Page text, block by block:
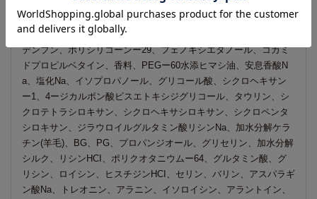
水、エタノール、DPG、グリコシルトレハロース、加水分解水添
デンプン、ポリシリコーンー29、フェノキシエタノール、コカミ
ドプロピルベタイン、香料、PEGー60水添ヒマシ油、安息香酸N
a、塩化Na、イソプロパノール、グリコール酸、シクロヘキサン
ー1、4ージカルボン酸ビスエトキシジグリコール、タウリン、シ
クロテトラシロキサン、シクロヘキサシロキサン、シクロペンタ
シロキサン、ジラウロイルグルタミン酸リシンNa、加水分解ケラ
チン(羊毛)、BG、PG、プロパンジオール、グリセリン、加水分解
シルク、リシンHCI、ポリクオタニウムー64、グルタミン酸、グ
リシン、ロイシン、ヒスチジンHCI、セリン、バリン、アスパラギ
ン酸Na、トレオニン、アラニン、イソロイシン、アラントイン、